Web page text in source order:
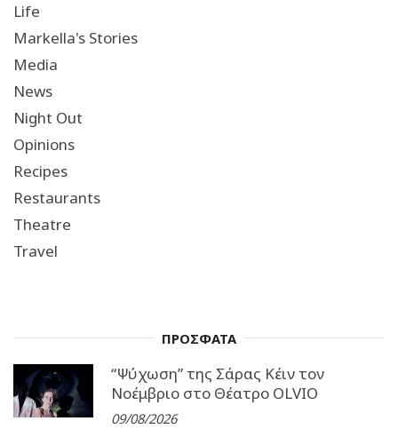
Life
Markella's Stories
Media
News
Night Out
Opinions
Recipes
Restaurants
Theatre
Travel
ΠΡΟΣΦΑΤΑ
“Ψύχωση” της Σάρας Κέιν τον
Νοέμβριο στο Θέατρο OLVIO
09/08/2026